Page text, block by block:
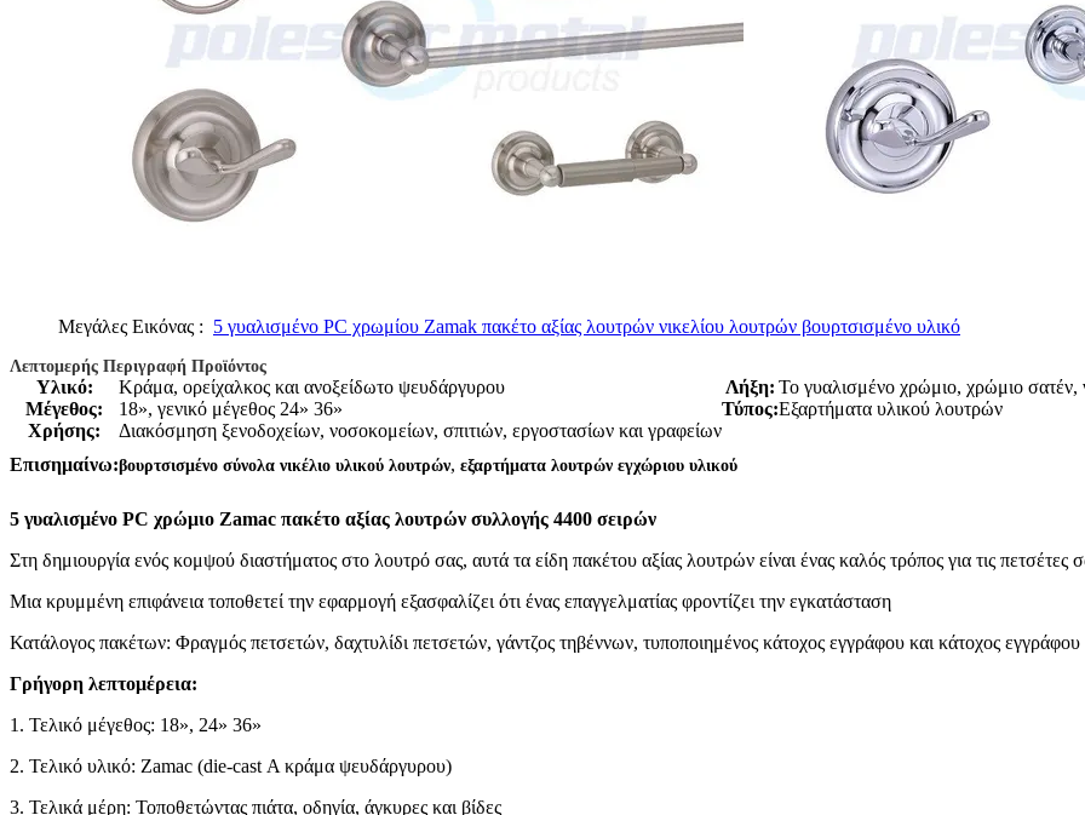
Μεγάλες Εικόνας : 5 γυαλισμένο PC χρωμίου Zamak πακέτο αξίας λουτρών νικελίου λουτρών βουρτσισμένο υλικό
Λεπτομερής Περιγραφή Προϊόντος
Υλικό: Κράμα, ορείχαλκος και ανοξείδωτο ψευδάργυρου Λήξη: Το γυαλισμένο χρώμιο, χρώμιο σατέν,
Μέγεθος:
18», γενικό μέγεθος 24» 36» Τύπος:Εξαρτήματα υλικού λουτρών
Χρήσης:
Διακόσμηση ξενοδοχείων, νοσοκομείων, σπιτιών, εργοστασίων και γραφείων
Επισημαίνω:βουρτσισμένο σύνολα νικέλιο υλικού λουτρών, εξαρτήματα λουτρών εγχώριου υλικού
5 γυαλισμένο PC χρώμιο Zamac πακέτο αξίας λουτρών συλλογής 4400 σειρών
Στη δημιουργία ενός κομψού διαστήματος στο λουτρό σας, αυτά τα είδη πακέτου αξίας λουτρών είναι ένας καλός τρόπος για τις πετσέτες
Μια κρυμμένη επιφάνεια τοποθετεί την εφαρμογή εξασφαλίζει ότι ένας επαγγελματίας φροντίζει την εγκατάσταση
Κατάλογος πακέτων: Φραγμός πετσετών, δαχτυλίδι πετσετών, γάντζος τηβέννων, τυποποιημένος κάτοχος εγγράφου και κάτοχος εγγράφου
Γρήγορη λεπτομέρεια:
1. Τελικό μέγεθος: 18», 24» 36»
2. Τελικό υλικό: Zamac (die-cast Α κράμα ψευδάργυρου)
3. Τελικά μέρη: Τοποθετώντας πιάτα, οδηγία, άγκυρες και βίδες